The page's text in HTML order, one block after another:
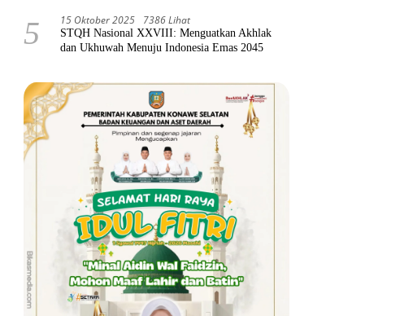
5 15 Oktober 2025 7386 Lihat
STQH Nasional XXVIII: Menguatkan Akhlak
dan Ukhuwah Menuju Indonesia Emas 2045